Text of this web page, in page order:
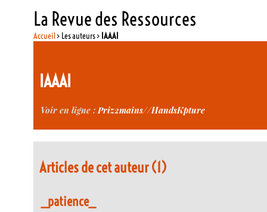
La Revue des Ressources
Accueil> Les auteurs > IAAAI
IAAAI
Voir en ligne : Priz2mains//HandsKpture
Articles de cet auteur (1)
_patience_